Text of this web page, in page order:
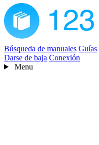
Búsqueda de manuales Guías
Darse de baja Conexión
Menu